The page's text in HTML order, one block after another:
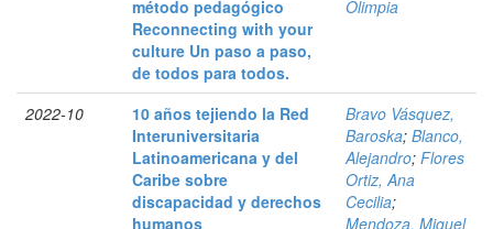
método pedagógico
Reconnecting with your
culture Un paso a paso,
de todos para todos.
Olimpia
2022-10
10 años tejiendo la Red
Interuniversitaria
Latinoamericana y del
Caribe sobre
discapacidad y derechos
humanos
Bravo Vásquez,
Baroska; Blanco,
Alejandro; Flores
Ortiz, Ana
Cecilia;
Mendoza, Miguel